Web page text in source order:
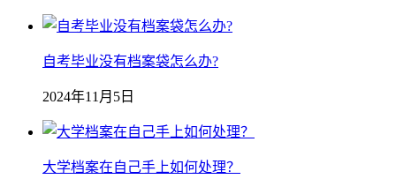
自考毕业没有档案袋怎么办?
2024年11月5日
大学档案在自己手上如何处理？